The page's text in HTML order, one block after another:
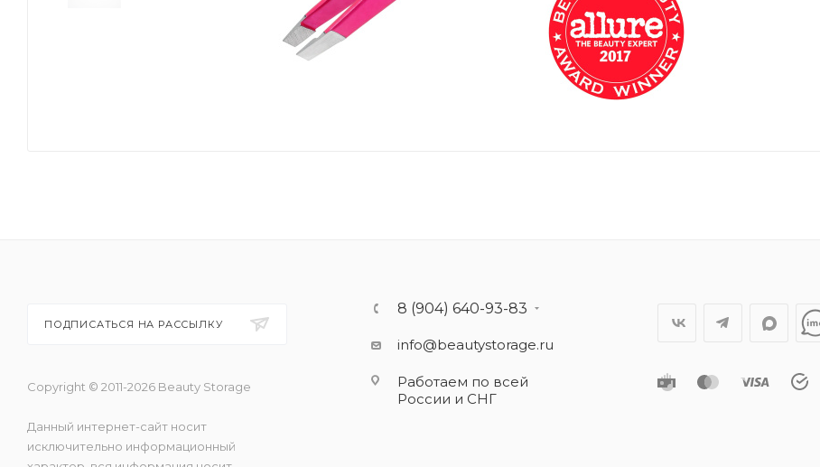
ПОДПИСАТЬСЯ НА РАССЫЛКУ
Copyright © 2011-2026 Beauty Storage
Данный интернет-сайт носит
исключительно информационный
8 (904) 640-93-83
info@beautystorage.ru
Работаем по всей
России и СНГ